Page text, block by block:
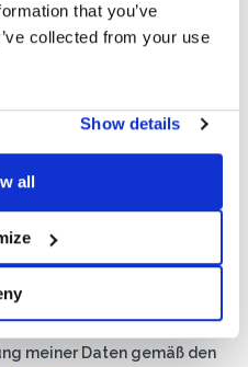
that you’ve
collected from your use
Show details
all
meiner Daten gemäß den